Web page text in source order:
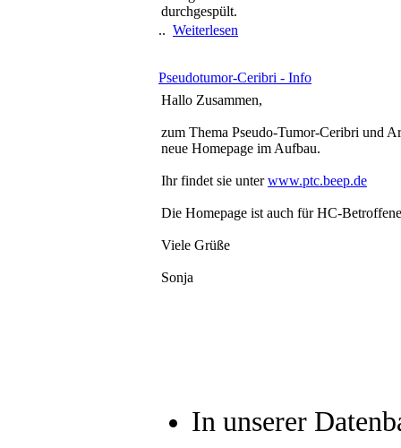
durchgespült.
.. Weiterlesen
Pseudotumor-Ceribri - Info
Hallo Zusammen,
zum Thema Pseudo-Tumor-Ceribri und
neue Homepage im Aufbau.
Ihr findet sie unterwww.ptc.beep.de
Die Homepage ist auch für HC-
Viele Grüße
Sonja
In unserer